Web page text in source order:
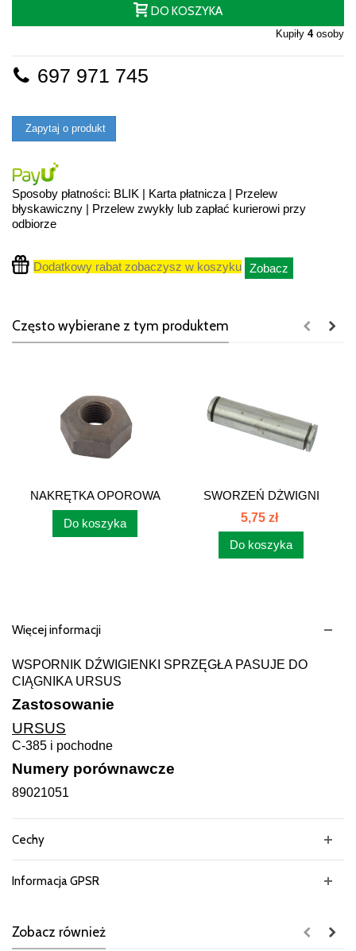
DO KOSZYKA
Kupiły 4osoby
697 971 745
Zapytaj o produkt
Sposoby płatności: BLIK | Karta płatnicza | Przelew
błyskawiczny | Przelew zwykły lub zapłać kurierowi przy
odbiorze
Dodatkowy rabat zobaczysz w koszyku Zobacz
Często wybierane z tym produktem
NAKRĘTKA OPOROWA
WSPORNIKA...
Do koszyka
SWORZEŃ DŻWIGNI
SPRZĘGŁA 80021095
5,75 zł
Do koszyka
Więcej informacji
WSPORNIK DŹWIGIENKI SPRZĘGŁA PASUJE DO
CIĄGNIKA URSUS
Zastosowanie
URSUS
C-385 i pochodne
Numery porównawcze
89021051
Cechy
Informacja GPSR
Zobacz również